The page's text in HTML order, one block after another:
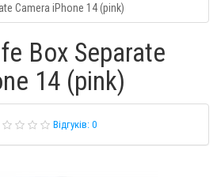
Camera iPhone 14 (pink)
Box Separate
14 (pink)
Відгуків: 0